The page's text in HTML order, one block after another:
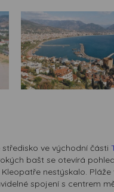
ve východní části
bašt se otevírá
nestýskalo.
spojení s centrem